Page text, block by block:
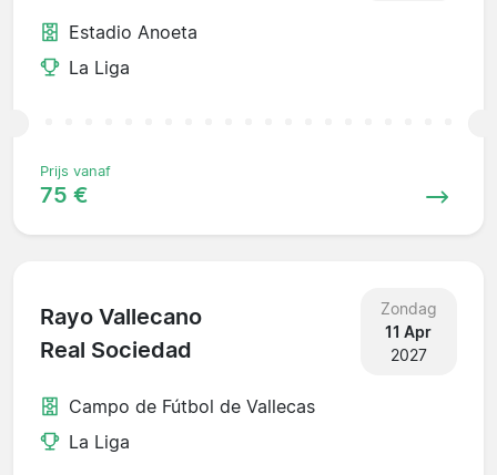
Estadio Anoeta
La Liga
Prijs vanaf
75 €
Rayo Vallecano
Real Sociedad
Zondag
11 Apr
2027
Campo de Fútbol de Vallecas
La Liga